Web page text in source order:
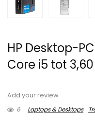
HP Desktop-
Core i5 tot 3,60
Add your review
6
Laptops & Desktops